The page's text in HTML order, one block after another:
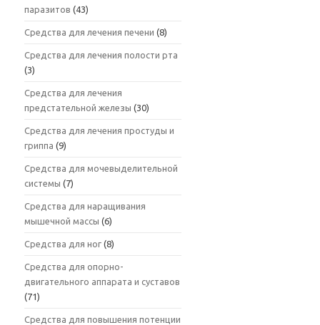
паразитов (43)
Средства для лечения печени (8)
Средства для лечения полости рта
(3)
Средства для лечения
предстательной железы (30)
Средства для лечения простуды и
гриппа (9)
Средства для мочевыделительной
системы (7)
Средства для наращивания
мышечной массы (6)
Средства для ног (8)
Средства для опорно-
двигательного аппарата и суставов
(71)
Средства для повышения потенции